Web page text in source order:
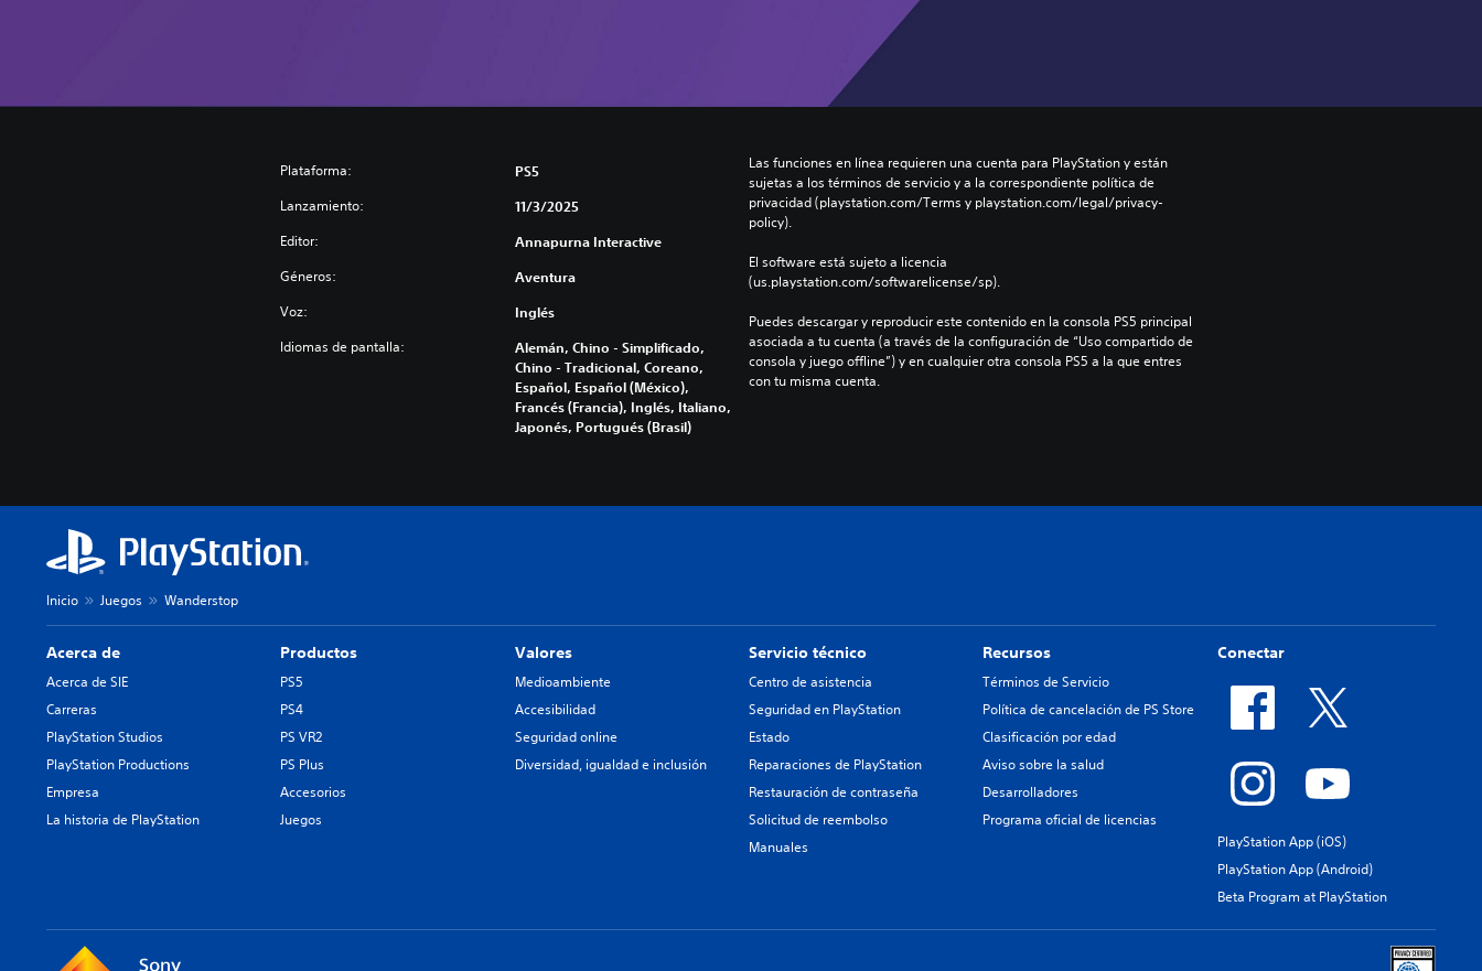
Plataforma: PS5
Lanzamiento: 11/3/2025
Editor: Annapurna Interactive
Géneros: Aventura
Voz: Inglés
Idiomas de pantalla:
Alemán, Chino - Simplificado,
Chino - Tradicional, Coreano,
Español, Español (México),
Francés (Francia), Inglés, Italiano,
Japonés, Portugués (Brasil)
Las funciones en línea requieren una cuenta para PlayStation y están
sujetas a los términos de servicio y a la correspondiente política de
privacidad (playstation.com/Terms y playstation.com/legal/privacy-
policy).
El software está sujeto a licencia
(us.playstation.com/softwarelicense/sp).
Puedes descargar y reproducir este contenido en la consola PS5 principal
asociada a tu cuenta (a través de la configuración de “Uso compartido de
consola y juego offline”) y en cualquier otra consola PS5 a la que entres
con tu misma cuenta.
Inicio Juegos Wanderstop
Acerca de
Acerca de SIE
Carreras
PlayStation Studios
PlayStation Productions
Empresa
La historia de PlayStation
Productos
PS5
PS4
PS VR2
PS Plus
Accesorios
Juegos
Valores
Medioambiente
Accesibilidad
Seguridad online
Diversidad, igualdad e inclusión
Servicio técnico
Centro de asistencia
Seguridad en PlayStation
Estado
Reparaciones de PlayStation
Restauración de contraseña
Solicitud de reembolso
Manuales
Recursos
Términos de Servicio
Política de cancelación de PS Store
Clasificación por edad
Aviso sobre la salud
Desarrolladores
Programa oficial de licencias
Conectar
PlayStation App (iOS)
PlayStation App (Android)
Beta Program at PlayStation